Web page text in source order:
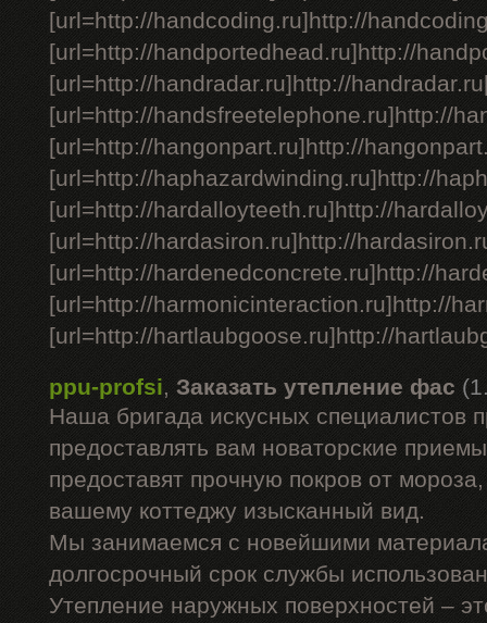
[url=http://handcoding.ru]http://
[url=http://handportedhead.ru]http://
[url=http://handradar.ru]http://
[url=http://handsfreetelephone.ru]http://
[url=http://hangonpart.ru]http://
[url=http://haphazardwinding.ru]http://
[url=http://hardalloyteeth.ru]http://
[url=http://hardasiron.ru]http://
[url=http://hardenedconcrete.ru]http://
[url=http://harmonicinteraction.ru]http://
[url=http://hartlaubgoose.ru]http://
ppu-profsi, Заказать утепление фас
Наша бригада искусных специалистов
предоставлять вам новаторские
предоставят прочную покров от
вашему коттеджу изысканный вид.
Мы занимаемся с новейшими
долгосрочный срок службы
Утепление наружных поверхностей –